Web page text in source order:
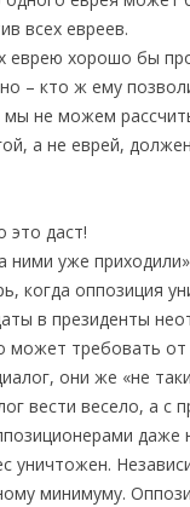
всех евреев.
еврею хорошо бы
– кто ж ему
не можем
а не еврей,
это даст!
ними уже
когда оппозиция
в президенты
может требовать от
они же «не
вести весело, а с
даже
уничтожен.
минимуму.